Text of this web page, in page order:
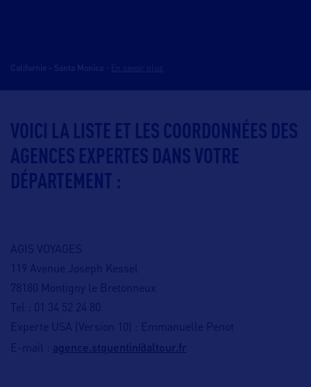
Californie - Santa Monica
VOICI LA LISTE ET LES COORDONNÉES DES
AGENCES EXPERTES DANS VOTRE
DÉPARTEMENT :
AGIS VOYAGES
119 Avenue Joseph Kessel
78180 Montigny le Bretonneux
Tel : 01 34 52 24 80
Experte USA (Version 10) : Emmanuelle Penot
E-mail : agence.stquentin@altour.fr